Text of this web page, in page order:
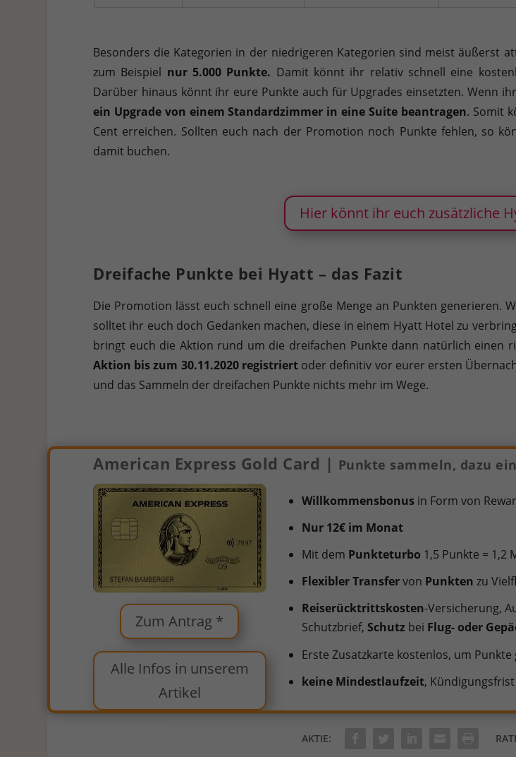
Besonders die Kategorien in der niedrigeren Kategorien sind meist äußerst
zum Beispiel nur 5.000 Punkte. Damit könnt ihr relativ schnell eine
Darüber hinaus könnt ihr eure Punkte auch für Upgrades einsetzten. Wenn
ein Upgrade von einem Standardzimmer in eine Suite beantragen. Somit
Cent erreichen. Sollten euch nach der Promotion noch Punkte fehlen, so
damit buchen.
Hier könnt ihr euch zusätzliche
Dreifache Punkte bei Hyatt – das Fazit
Die Promotion lässt euch schnell eine große Menge an Punkten generieren.
solltet ihr euch doch Gedanken machen, diese in einem Hyatt Hotel zu
bringt euch die Aktion rund um die dreifachen Punkte dann natürlich einen
Aktion bis zum 30.11.2020 registriertoder definitiv vor eurer ersten
und das Sammeln der dreifachen Punkte nichts mehr im Wege.
American Express Gold Card | Punkte sammeln, dazu
Zum Antrag *
Alle Infos in unserem
Artikel
Willkommensbonus in Form von
Nur 12€ im Monat
Mit dem Punkteturbo 1,5 Punkte = 1,2
Flexibler Transfervon Punkten zu
Reiserücktrittskosten-Versicherung,
Schutzbrief,Schutz bei Flug- oder
Erste Zusatzkarte kostenlos, um
keine Mindestlaufzeit,
AKTIE: